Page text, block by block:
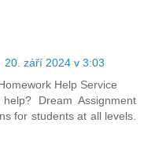
20. září 2024 v 3:03
Help Service
Dream Assignment
for students at all levels.